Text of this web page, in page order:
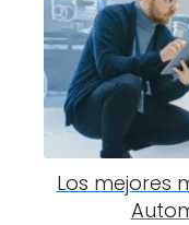
Los mejores